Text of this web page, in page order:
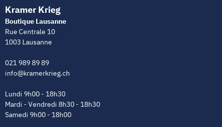
Kramer Krieg
Boutique Lausanne
Rue Centrale 10
1003 Lausanne
021 989 89 89
info@kramerkrieg.ch
Lundi 9h00 - 18h30
Mardi - Vendredi 8h30 - 18h30
Samedi 9h00 - 18h00